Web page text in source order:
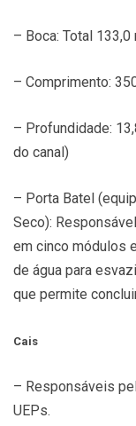
– Boca: Total 133,0
– Comprimento:
– Profundidade:
do canal)
– Porta Batel
Seco):
em cinco módulos
de água para
que permite
Cais
– Responsáveis
UEPs.